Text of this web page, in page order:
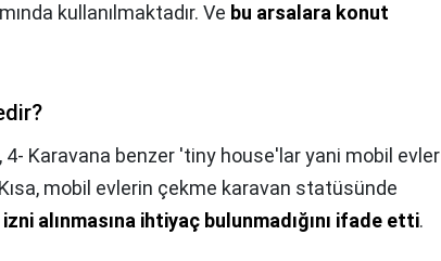
kullanılmaktadır. Ve bu arsalara konut
4- Karavana benzer 'tiny house'lar yani mobil evler
mobil evlerin çekme karavan statüsünde
alınmasına ihtiyaç bulunmadığını ifade etti.